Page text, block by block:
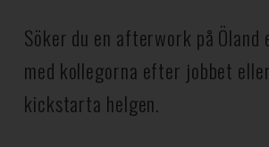
Söker du en afterwork på
med kollegorna efter jobbet
kickstarta helgen.